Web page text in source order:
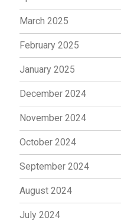
March 2025
February 2025
January 2025
December 2024
November 2024
October 2024
September 2024
August 2024
July 2024